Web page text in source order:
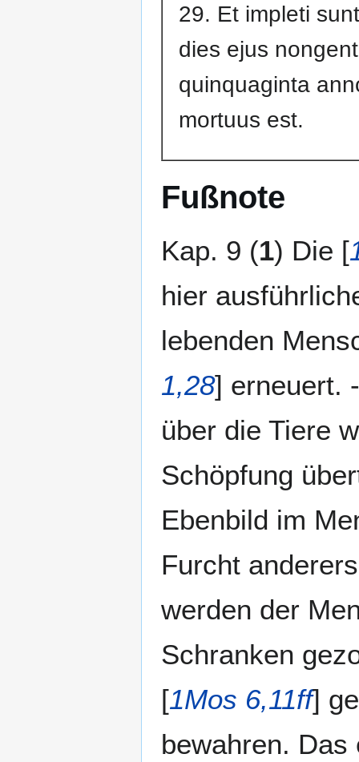
29. Et impleti
dies ejus
quinquaginta
mortuus est.
Fußnote
Kap. 9 (1) Die [
hier
lebenden
1,28] erneuert.
über die Tiere
Schöpfung
Ebenbild im
Furcht
werden der
Schranken
[1Mos 6,11ff]
bewahren.